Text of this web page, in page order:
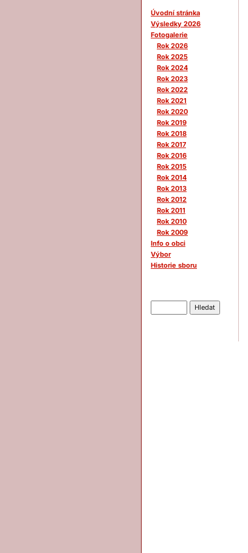
Úvodní stránka
Výsledky 2026
Fotogalerie
Rok 2026
Rok 2025
Rok 2024
Rok 2023
Rok 2022
Rok 2021
Rok 2020
Rok 2019
Rok 2018
Rok 2017
Rok 2016
Rok 2015
Rok 2014
Rok 2013
Rok 2012
Rok 2011
Rok 2010
Rok 2009
Info o obci
Výbor
Historie sboru